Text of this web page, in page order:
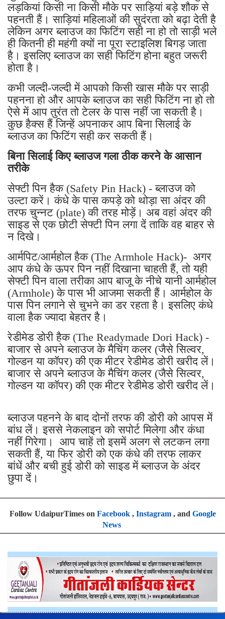
पहनती हैं। साड़ियां महिलाओं की सुदंरता को बढ़ा देती है
लेकिन अगर ब्लाउज का फिटिंग सही ना हो तो साड़ी भले
ही कितनी ही महंगी क्यों ना पूरा स्टाइलिश बिगड़ जाता
है। इसलिए ब्लाउज का सही फिटिंग होना बहुत जरूरी
होता है।
कभी जल्दी-जल्दी में आपको किसी खास मौके पर साड़ी
पहनना हो और आपके ब्लाउज का सही फिटिंग ना हो तो
ऐसे में आप तुरंत तो टेलर के पास नहीं जा सकती है।
कुछ हैक्स हैं जिन्हें अपनाकर आप बिना सिलाई के
ब्लाउज का फिटिंग सही कर सकती हैं।
बिना सिलाई किए ब्लाउज गला ठीक करने के आसान
तरीके
सेफ्टी पिन हैक (Safety Pin Hack) - ब्लाउज को
उल्टा करें। कंधे के पास कपड़े को थोड़ा सा अंदर की
तरफ चुन्नट (plate) की तरह मोड़ें। अब वहां अंदर की
साइड से एक छोटी सेफ्टी पिन लगा दें ताकि वह बाहर से
न दिखे।
आर्मपिट/आर्महोल हैक (The Armhole Hack)- अगर
आप कंधे के ऊपर पिन नहीं दिखाना चाहती हैं, तो यही
सेफ्टी पिन वाला तरीका आप बाजू के नीचे यानी आर्महोल
(Armhole) के पास भी आजमा सकती हैं। आर्महोल के
पास पिन लगाने से चुभने का डर रहता है। इसलिए कंधे
वाला हैक ज्यादा बेहतर है।
रेडीमेड डोरी हैक (The Readymade Dori Hack) -
बाजार से अपने ब्लाउज के मैचिंग कलर (जैसे सिल्वर,
गोल्डन या कॉपर) की एक मीटर रेडीमेड डोरी खरीद लें।
बाजार से अपने ब्लाउज के मैचिंग कलर (जैसे सिल्वर,
गोल्डन या कॉपर) की एक मीटर रेडीमेड डोरी खरीद लें।
बांध लें। इससे नेकलाइन को सपोर्ट मिलेगा और कंधा
नहीं गिरेगा। आप चाहें तो इसमें अलग से लटकन लगा
सकती हैं, या फिर डोरी को एक कंधे की तरफ लाकर
बांधें और बची हुई डोरी को साइड में ब्लाउज के अंदर
छुपा दें।